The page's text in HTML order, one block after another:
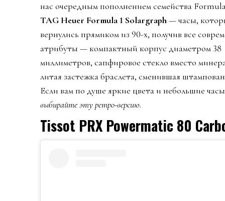
нас очередным пополнением семейства
TAG Heuer Formula 1 Solargraph— часы,
вернулись прямиком из 90-х, получив все
атрибуты — компактный корпус диаметром 38
миллиметров, сапфировое стекло вместо
литая застежка браслета, сменившая
Если вам по душе яркие цвета и небольшие
выбирайте эту ретро-версию.
Tissot PRX Powermatic 80